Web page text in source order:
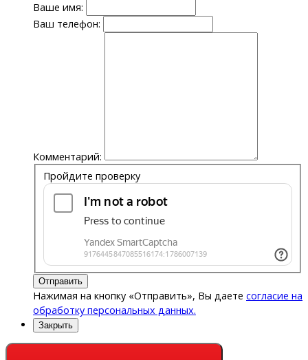
Ваше имя:
Ваш телефон:
Комментарий:
Пройдите проверку
Отправить
Нажимая на кнопку «Отправить», Вы даете согласие на
обработку персональных данных.
Закрыть